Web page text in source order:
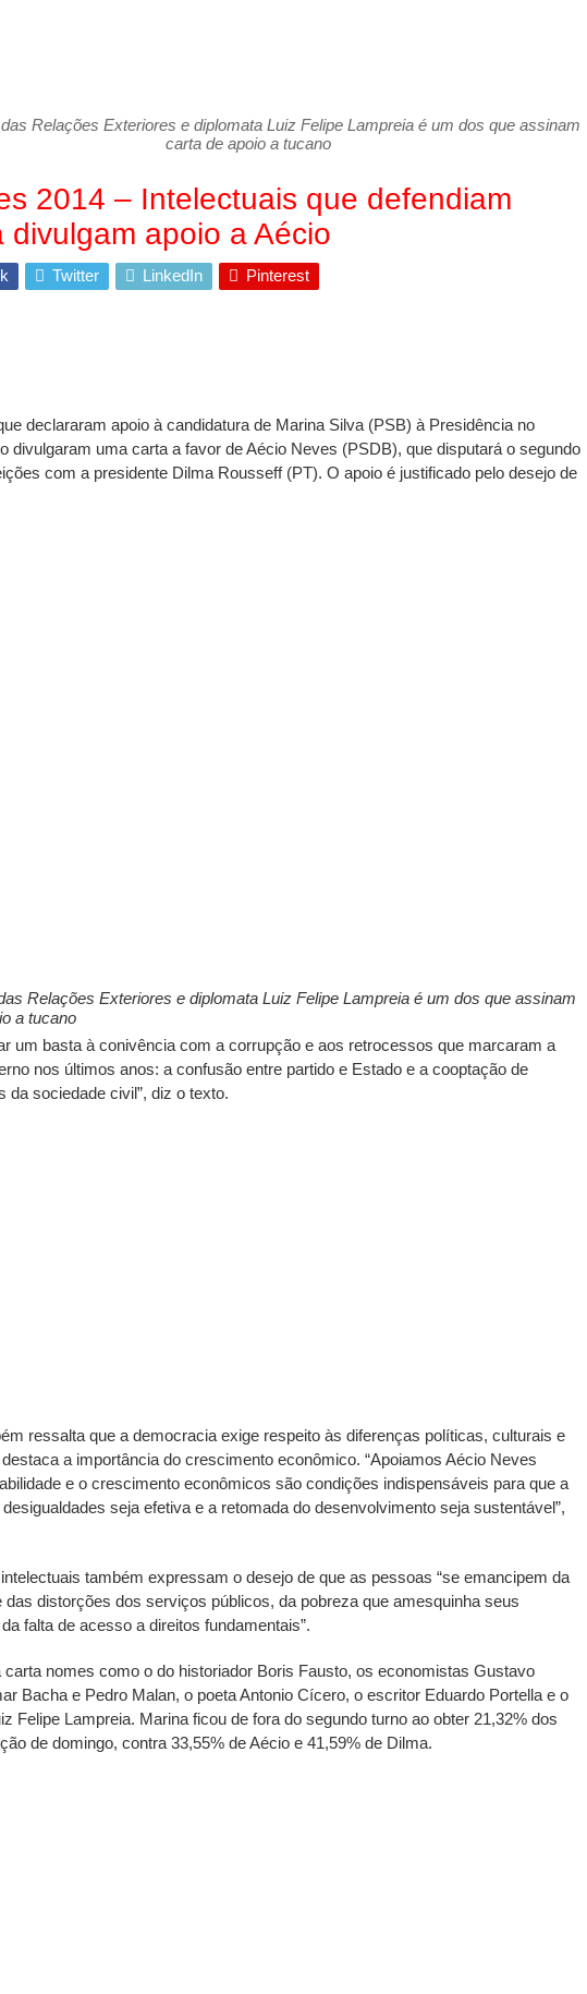
Relações Exteriores e diplomata Luiz Felipe Lampreia é um dos que assinam
carta de apoio a tucano
2014 – Intelectuais que defendiam
divulgam apoio a Aécio
Twitter LinkedIn Pinterest
declararam apoio à candidatura de Marina Silva (PSB) à Presidência no
divulgaram uma carta a favor de Aécio Neves (PSDB), que disputará o segundo
com a presidente Dilma Rousseff (PT). O apoio é justificado pelo desejo de
Relações Exteriores e diplomata Luiz Felipe Lampreia é um dos que assinam
a tucano
um basta à conivência com a corrupção e aos retrocessos que marcaram a
nos últimos anos: a confusão entre partido e Estado e a cooptação de
da sociedade civil”, diz o texto.
ressalta que a democracia exige respeito às diferenças políticas, culturais e
a importância do crescimento econômico. “Apoiamos Aécio Neves
e o crescimento econômicos são condições indispensáveis para que a
seja efetiva e a retomada do desenvolvimento seja sustentável”,
também expressam o desejo de que as pessoas “se emancipem da
das distorções dos serviços públicos, da pobreza que amesquinha seus
falta de acesso a direitos fundamentais”.
nomes como o do historiador Boris Fausto, os economistas Gustavo
Bacha e Pedro Malan, o poeta Antonio Cícero, o escritor Eduardo Portella e o
Felipe Lampreia. Marina ficou de fora do segundo turno ao obter 21,32% dos
de domingo, contra 33,55% de Aécio e 41,59% de Dilma.